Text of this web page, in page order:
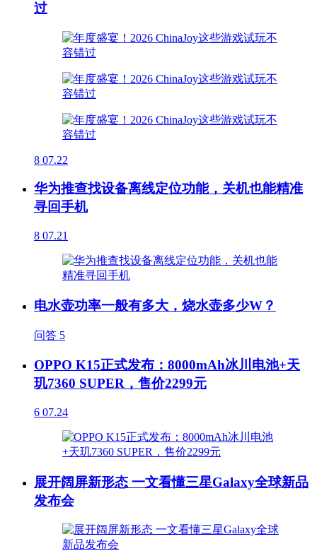
过
8 07.22
华为推查找设备离线定位功能，关机也能精准
寻回手机
8 07.21
电水壶功率一般有多大，烧水壶多少W？
问答 5
OPPO K15正式发布：8000mAh冰川电池+天
玑7360 SUPER，售价2299元
6 07.24
展开阔屏新形态 一文看懂三星Galaxy全球新品
发布会